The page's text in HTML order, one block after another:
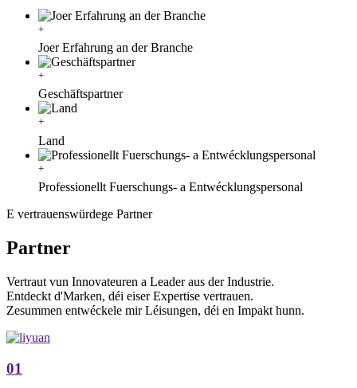
+
Joer Erfahrung an der Branche
+
Geschäftspartner
+
Land
+
Professionellt Fuerschungs- a Entwécklungspersonal
E vertrauenswürdege Partner
Partner
Vertraut vun Innovateuren a Leader aus der Industrie.
Entdeckt d'Marken, déi eiser Expertise vertrauen.
Zesummen entwéckele mir Léisungen, déi en Impakt hunn.
01